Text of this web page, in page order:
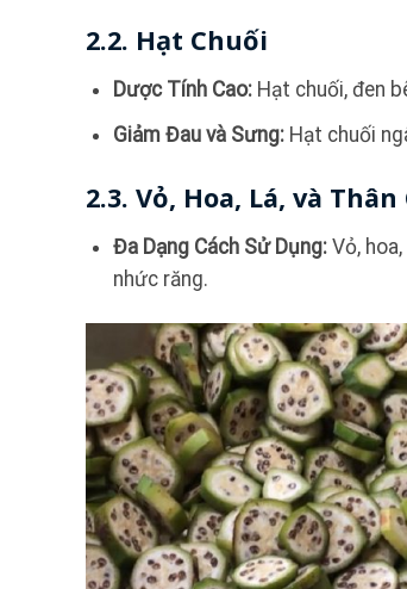
2.2. Hạt Chuối
Dược Tính Cao:Hạt chuối, đen
Giảm Đau và Sưng:Hạt chuối
2.3. Vỏ, Hoa, Lá, và
Đa Dạng Cách Sử Dụng:Vỏ,
nhức răng.